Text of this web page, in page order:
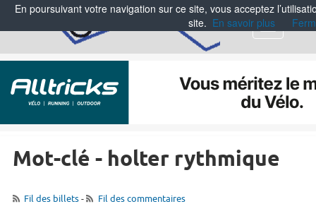
Menu
Mot-clé - holter rythmique
Fil des billets- Fil des commentaires
En poursuivant votre navigation sur ce site, vous acceptez
site. En savoir plus